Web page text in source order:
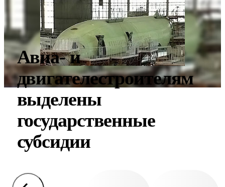
Авиа- и
двигателестроителям
выделены
государственные
субсидии